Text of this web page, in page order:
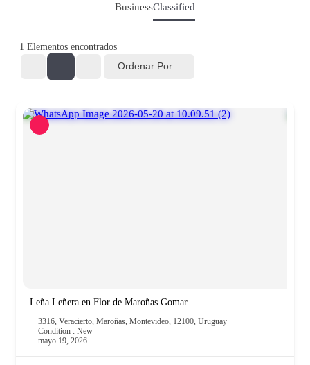
BusinessClassified
1 Elementos encontrados
Ordenar Por
Leña Leñera en Flor de Maroñas Gomar
3316, Veracierto, Maroñas, Montevideo, 12100, Uruguay
Condition : New
mayo 19, 2026